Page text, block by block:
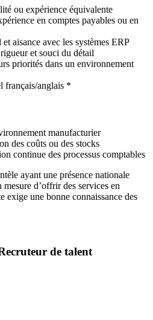
ou expérience équivalente
en comptes payables ou en
aisance avec les systèmes ERP
et souci du détail
priorités dans un environnement
français/anglais *
manufacturier
des coûts ou des stocks
continue des processus comptables
ayant une présence nationale
d’offrir des services en
exige une bonne connaissance des
de talent